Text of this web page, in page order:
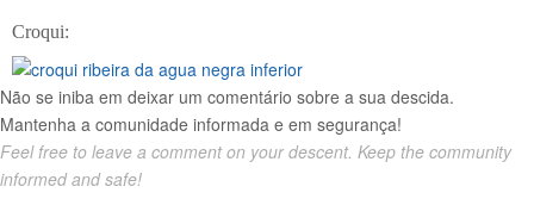
Croqui:
Não se iniba em deixar um comentário sobre a sua descida.
Mantenha a comunidade informada e em segurança!
Feel free to leave a comment on your descent. Keep the community
informed and safe!